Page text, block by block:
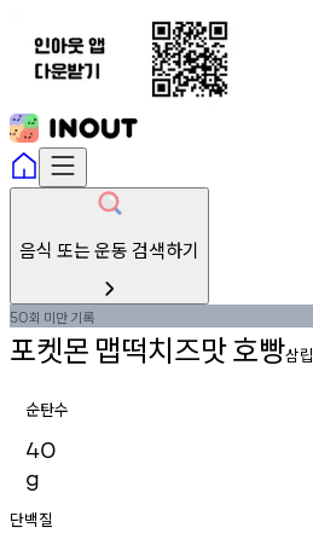
음식 또는 운동 검색하기
50회 미만기록
포켓몬 맵떡치즈맛호빵삼립
순탄수
40
g
단백질